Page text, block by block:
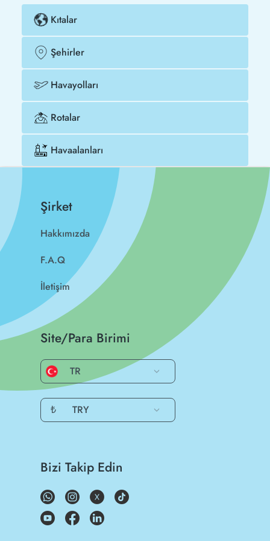
Kıtalar
Şehirler
Havayolları
Rotalar
Havaalanları
Şirket
Hakkımızda
F.A.Q
İletişim
Site/Para Birimi
TR
₺ TRY
Bizi Takip Edin